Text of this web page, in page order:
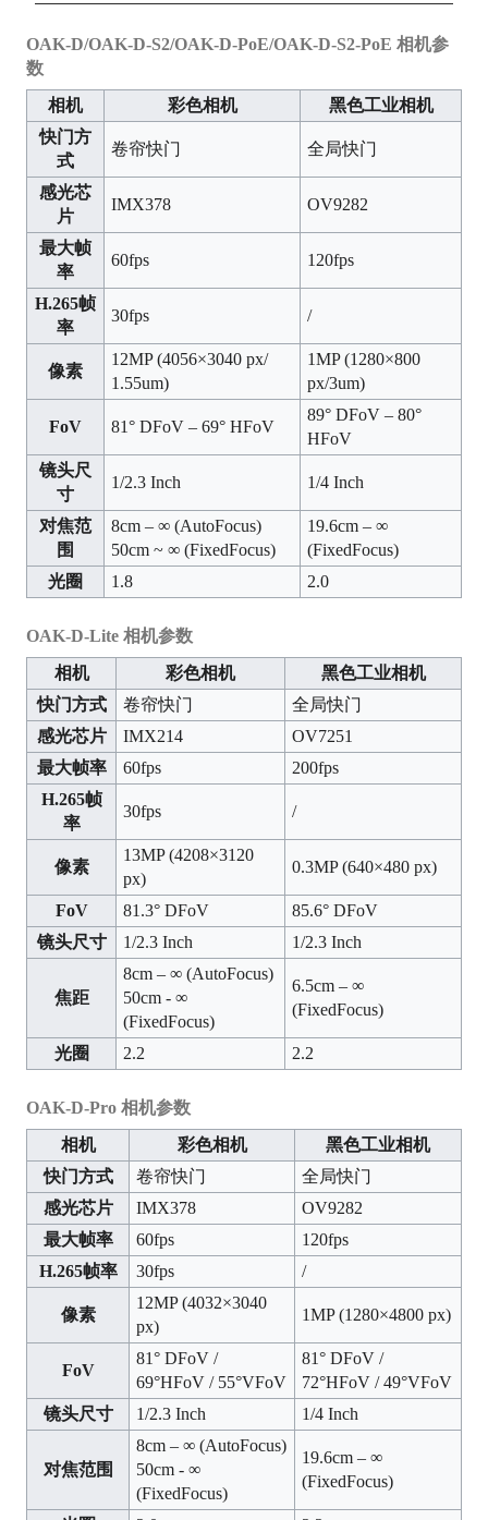
OAK-D/OAK-D-S2/OAK-D-PoE/OAK-D-S2-PoE 相机参
数
相机
彩色相机
黑色工业相机
快门方
式
卷帘快门 全局快门
感光芯
片
IMX378 OV9282
最大帧
率
60fps 120fps
H.265帧
率
30fps /
像素
12MP (4056×3040 px/
1.55um)
1MP (1280×800
px/3um)
FoV 81° DFoV – 69° HFoV
89° DFoV – 80°
HFoV
镜头尺
寸
1/2.3 Inch 1/4 Inch
对焦范
围
8cm – ∞ (AutoFocus)
50cm ~ ∞ (FixedFocus)
19.6cm – ∞
(FixedFocus)
光圈
1.8 2.0
OAK-D-Lite 相机参数
相机
彩色相机
黑色工业相机
快门方式
卷帘快门
全局快门
感光芯片
IMX214
OV7251
最大帧率
60fps
200fps
H.265帧
率
30fps /
像素
13MP (4208×3120
px)
0.3MP (640×480 px)
FoV 81.3° DFoV
85.6° DFoV
镜头尺寸
1/2.3 Inch 1/2.3 Inch
焦距
8cm – ∞ (AutoFocus)
50cm - ∞
(FixedFocus)
6.5cm – ∞
(FixedFocus)
光圈 2.2 2.2
OAK-D-Pro 相机参数
相机
彩色相机
黑色工业相机
快门方式
卷帘快门
全局快门
感光芯片
IMX378
OV9282
最大帧率
60fps
120fps
H.265帧率
30fps /
像素
12MP (4032×3040
px)
1MP (1280×4800 px)
FoV
81° DFoV /
69°HFoV / 55°VFoV
81° DFoV /
72°HFoV / 49°VFoV
镜头尺寸
1/2.3 Inch 1/4 Inch
对焦范围
8cm – ∞ (AutoFocus)
50cm - ∞
(FixedFocus)
19.6cm – ∞
(FixedFocus)